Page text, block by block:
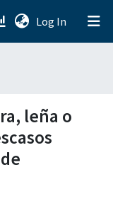
Log In (current)
leña o